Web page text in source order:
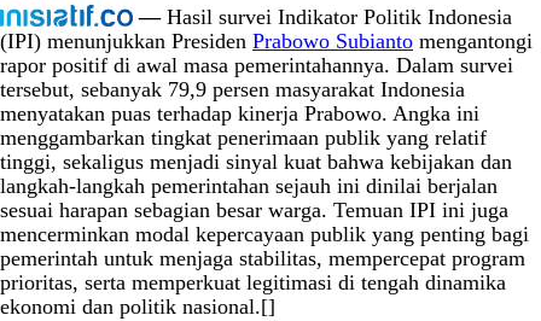
—Hasil survei Indikator Politik Indonesia
(IPI) menunjukkan Presiden Prabowo Subianto mengantongi
rapor positif di awal masa pemerintahannya. Dalam survei
tersebut, sebanyak 79,9 persen masyarakat Indonesia
menyatakan puas terhadap kinerja Prabowo. Angka ini
menggambarkan tingkat penerimaan publik yang relatif
tinggi, sekaligus menjadi sinyal kuat bahwa kebijakan dan
langkah-langkah pemerintahan sejauh ini dinilai berjalan
sesuai harapan sebagian besar warga. Temuan IPI ini juga
mencerminkan modal kepercayaan publik yang penting bagi
pemerintah untuk menjaga stabilitas, mempercepat program
prioritas, serta memperkuat legitimasi di tengah dinamika
ekonomi dan politik nasional.[]